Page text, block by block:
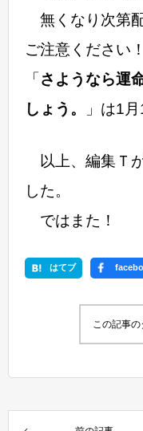
無くなり次第
ご注意ください！
「 さようなら運
しょう。
」は1
以上、編集Ｔ
した。
ではまた！
はてブ
この記事